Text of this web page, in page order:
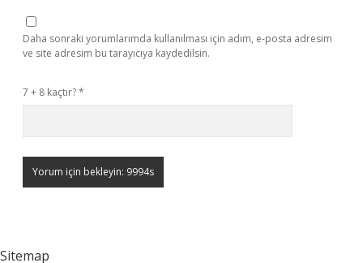
Daha sonraki yorumlarımda kullanılması için adım, e-posta adresim
ve site adresim bu tarayıcıya kaydedilsin.
7 + 8 kaçtır?*
Sitemap